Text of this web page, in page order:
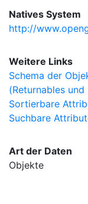
Natives System
http://
Weitere Links
Schema der
(Returnables und
Sortierbare
Suchbare
Art der Daten
Objekte